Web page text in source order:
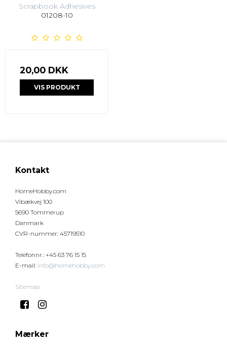
Scrapbook Adhesives
01208-10
20,00 DKK
VIS PRODUKT
Kontakt
HomeHobby.com
Vibækvej 100
5690 Tommerup
Danmark
CVR-nummer: 45719510
Telefonnr. : +45 63 76 15 15
E-mail: info@homehobby.com
Sitemap
Mærker